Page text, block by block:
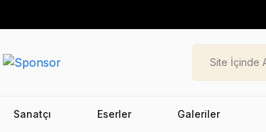
Sanatçı Eserler Galeriler